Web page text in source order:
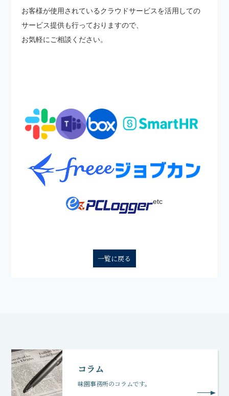
お客様が使用されているクラウドサービスを活用しての
サービス提供も行っておりますので、
お気軽にご相談ください。
etc
一覧に戻る
コラム
味園事務所のコラムです。